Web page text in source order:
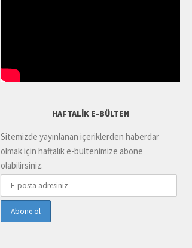
HAFTALIK E-BÜLTEN
Sitemizde yayınlanan içeriklerden haberdar
olmak için haftalık e-bültenimize abone
olabilirsiniz.